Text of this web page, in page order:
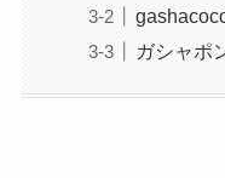
ガシャポ